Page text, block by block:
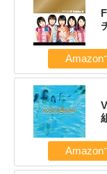
Amazon
Amazon